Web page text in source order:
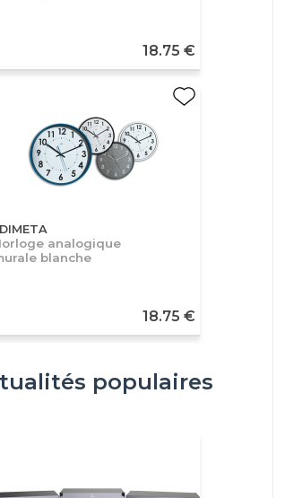
18.75 €
analogique
blanche
18.75 €
populaires